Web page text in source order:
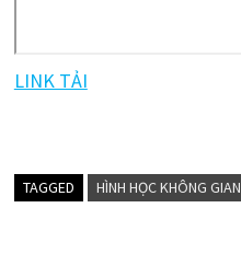
LINK TẢI
TAGGED HÌNH HỌC KHÔNG GIAN